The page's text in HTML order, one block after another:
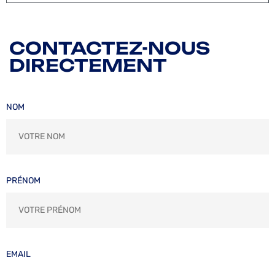
CONTACTEZ-NOUS
DIRECTEMENT
NOM
PRÉNOM
EMAIL